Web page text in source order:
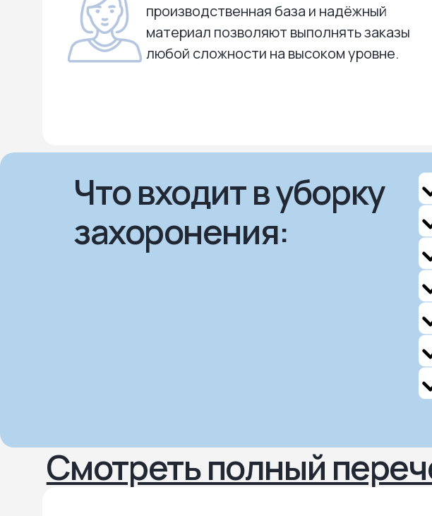
производственная база и надёжный
материал позволяют выполнять заказы
любой сложности на высоком уровне.
Что входит в уборку
захоронения:
Смотреть полный